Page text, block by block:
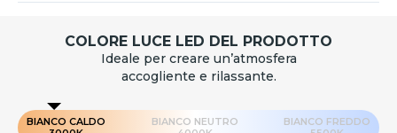
COLORE LUCE LED DEL PRODOTTO
Ideale per creare un’atmosfera
accogliente e rilassante.
BIANCO CALDO
BIANCO NEUTRO
BIANCO FREDDO